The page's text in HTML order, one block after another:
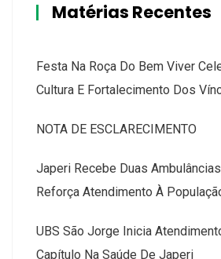
Matérias Recentes
Festa Na Roça Do Bem Viver
Cultura E Fortalecimento Dos
NOTA DE ESCLARECIMENTO
Japeri Recebe Duas
Reforça Atendimento À
UBS São Jorge Inicia
Capítulo Na Saúde De Japeri